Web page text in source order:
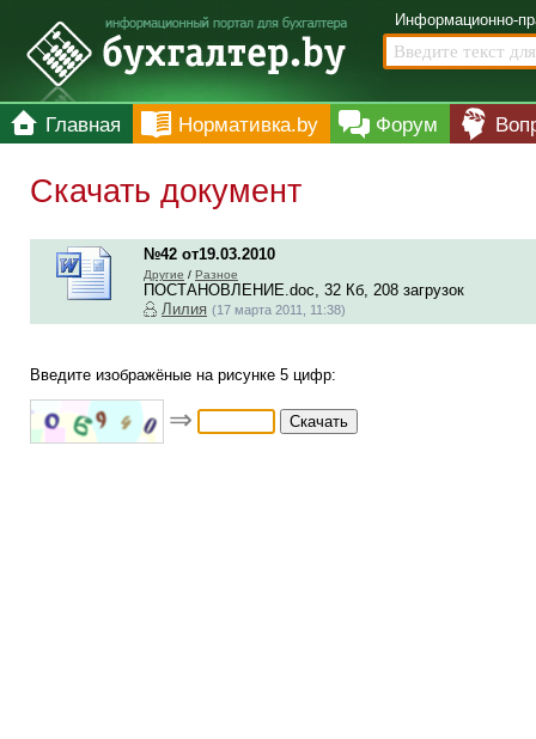
Информационно-
Главная Нормативка.by Форум
Скачать документ
№42 от19.03.2010
Другие / Разное
ПОСТАНОВЛЕНИЕ.doc, 32 Кб, 208 загрузок
Лилия (17 марта 2011, 11:38)
Введите изображёные на рисунке 5 цифр:
⇒